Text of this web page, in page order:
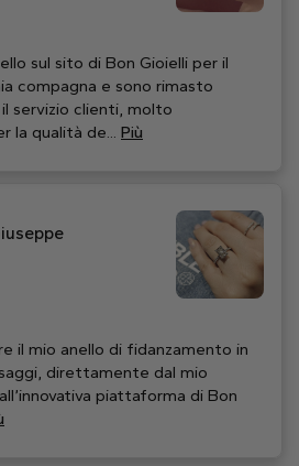
sul sito di Bon Gioielli per il
compagna e sono rimasto
servizio clienti, molto
la qualità de... Più
il mio anello di fidanzamento in
direttamente dal mio
piattaforma di Bon